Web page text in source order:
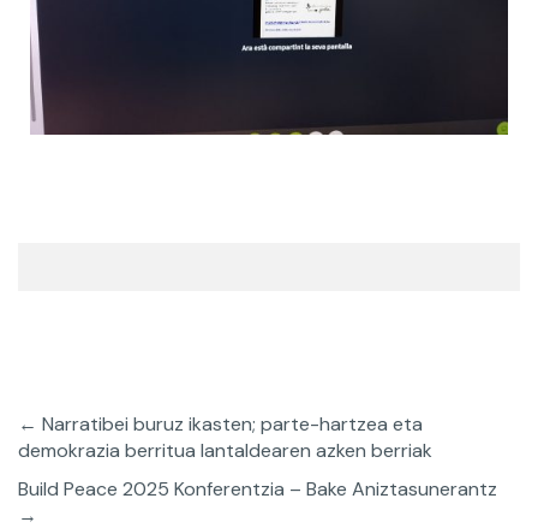
← Narratibei buruz ikasten; parte-hartzea eta
demokrazia berritua lantaldearen azken berriak
Build Peace 2025 Konferentzia – Bake Aniztasunerantz
→